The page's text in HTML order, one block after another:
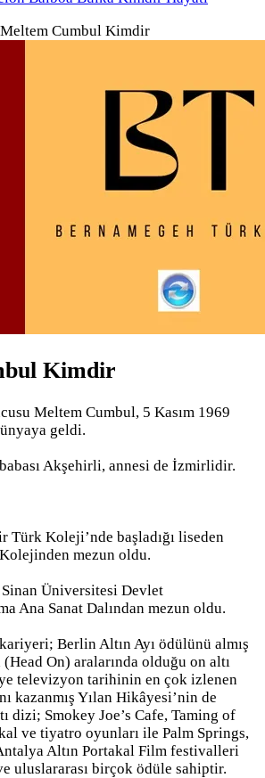
Meltem Cumbul Kimdir
Kimdir
Meltem Cumbul, 5 Kasım 1969
geldi.
Akşehirli, annesi de İzmirlidir.
Türk Koleji’nde başladığı liseden
mezun oldu.
Üniversitesi Devlet
Ana Sanat Dalından mezun oldu.
Berlin Altın Ayı ödülünü almış
(Head On) aralarında olduğu on altı
televizyon tarihinin en çok izlenen
kazanmış Yılan Hikâyesi’nin de
dizi; Smokey Joe’s Cafe, Taming of
ve tiyatro oyunları ile Palm Springs,
Altın Portakal Film festivalleri
uluslararası birçok ödüle sahiptir.